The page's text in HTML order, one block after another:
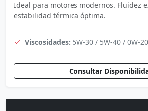
Ideal para motores modernos. Fluidez
estabilidad térmica óptima.
Viscosidades: 5W-30 / 5W-40 / 0W-20
Consultar